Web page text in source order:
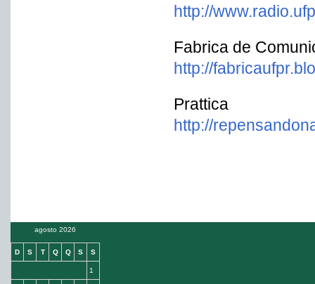
http://
Fabrica de
http://
Prattica
http://
agosto 2026
D S T Q Q S S
1